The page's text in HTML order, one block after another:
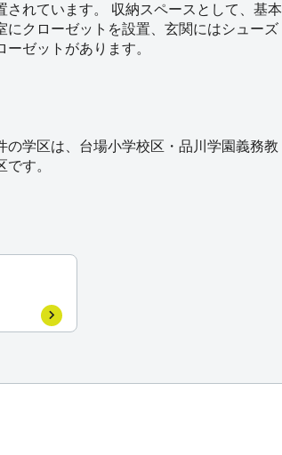
されています。 収納スペースとして、基本
にクローゼットを設置、玄関にはシューズ
ーゼットがあります。
の学区は、台場小学校区・品川学園義務教
です。